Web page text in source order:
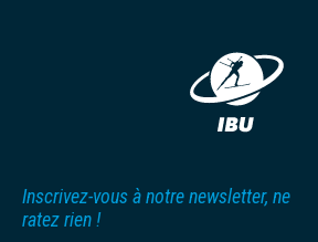
Inscrivez-vous à notre newsletter, ne
ratez rien !